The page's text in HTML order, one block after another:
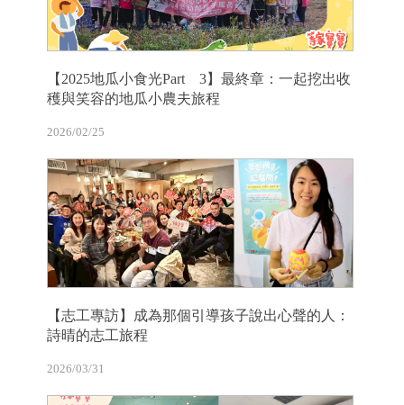
【2025地瓜小食光Part 3】最終章：一起挖出收
穫與笑容的地瓜小農夫旅程
2026/02/25
【志工專訪】成為那個引導孩子說出心聲的人：
詩晴的志工旅程
2026/03/31